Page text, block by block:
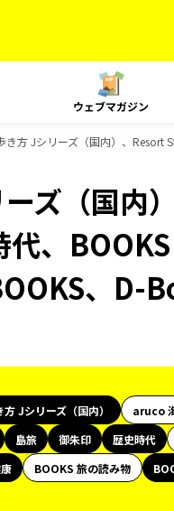
ウェブマガジン
き方 Jシリーズ（国内）、Resort
ズ（国内
、
、D-
Jシリーズ（国内） aruco
島旅 御朱印 歴史時代
BOOKS 旅の読み物